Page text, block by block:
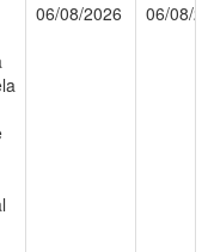
06/08/2026 06/08/